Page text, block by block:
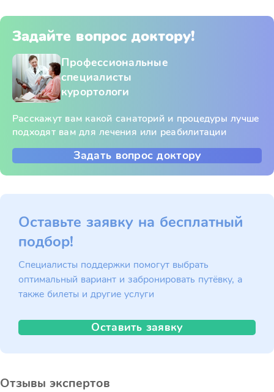
Задайте вопрос доктору!
Профессиональные
специалисты
курортологи
Расскажут вам какой санаторий и процедуры лучше
подходят вам для лечения или реабилитации
Задать вопрос доктору
Оставьте заявку на бесплатный
подбор!
Специалисты поддержки помогут выбрать
оптимальный вариант и забронировать путёвку, а
также билеты и другие услуги
Оставить заявку
Отзывы экспертов